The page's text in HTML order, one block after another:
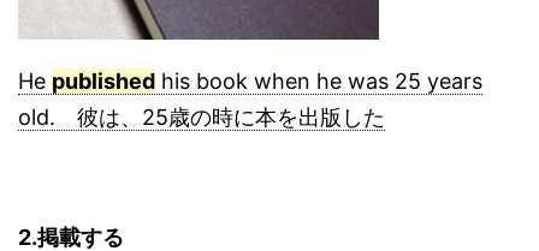
He published his book when he was 25 years
old. 彼は、25歳の時に本を出版した
2.掲載する